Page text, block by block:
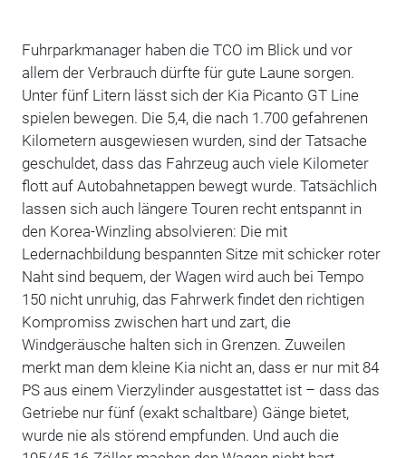
Fuhrparkmanager haben die TCO im Blick und vor
allem der Verbrauch dürfte für gute Laune sorgen.
Unter fünf Litern lässt sich der Kia Picanto GT Line
spielen bewegen. Die 5,4, die nach 1.700 gefahrenen
Kilometern ausgewiesen wurden, sind der Tatsache
geschuldet, dass das Fahrzeug auch viele Kilometer
flott auf Autobahnetappen bewegt wurde. Tatsächlich
lassen sich auch längere Touren recht entspannt in
den Korea-Winzling absolvieren: Die mit
Ledernachbildung bespannten Sitze mit schicker roter
Naht sind bequem, der Wagen wird auch bei Tempo
150 nicht unruhig, das Fahrwerk findet den richtigen
Kompromiss zwischen hart und zart, die
Windgeräusche halten sich in Grenzen. Zuweilen
merkt man dem kleine Kia nicht an, dass er nur mit 84
PS aus einem Vierzylinder ausgestattet ist – dass das
Getriebe nur fünf (exakt schaltbare) Gänge bietet,
wurde nie als störend empfunden. Und auch die